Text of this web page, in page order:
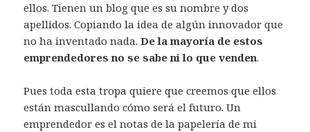
ellos. Tienen un blog que es su nombre y dos
apellidos. Copiando la idea de algún innovador que
no ha inventado nada.De la mayoría de estos
emprendedores no se sabe ni lo que venden.
Pues toda esta tropa quiere que creemos que ellos
están mascullando cómo será el futuro. Un
emprendedor es el notas de la papelería de mi